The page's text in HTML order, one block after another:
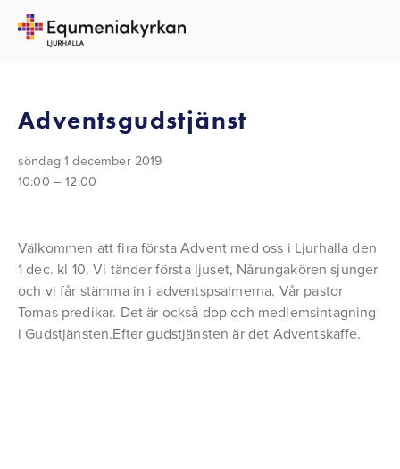
TILLBAKA TILL ALLA EVENEMANG
Adventsgudstjänst
söndag 1 december 2019
10:00
12:00
Välkommen att fira första Advent med oss i Ljurhalla den
1 dec. kl 10. Vi tänder första ljuset, Nårungakören sjunger
och vi får stämma in i adventspsalmerna. Vår pastor
Tomas predikar. Det är också dop och medlemsintagning
i Gudstjänsten.Efter gudstjänsten är det Adventskaffe.